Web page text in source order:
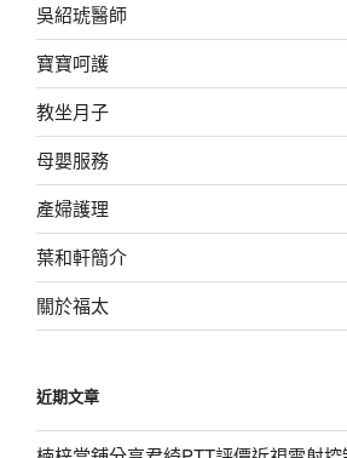
吳紹琥醫師
寶寶呵護
教坐月子
母嬰服務
產婦護理
葉和軒簡介
關於福太
近期文章